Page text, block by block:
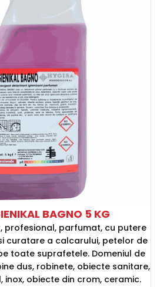
BAGNO 5 KG
profesional, parfumat, cu putere
curatare a calcarului, petelor de
toate suprafetele. Domeniul de
dus, robinete, obiecte sanitare,
inox, obiecte din crom, ceramic.